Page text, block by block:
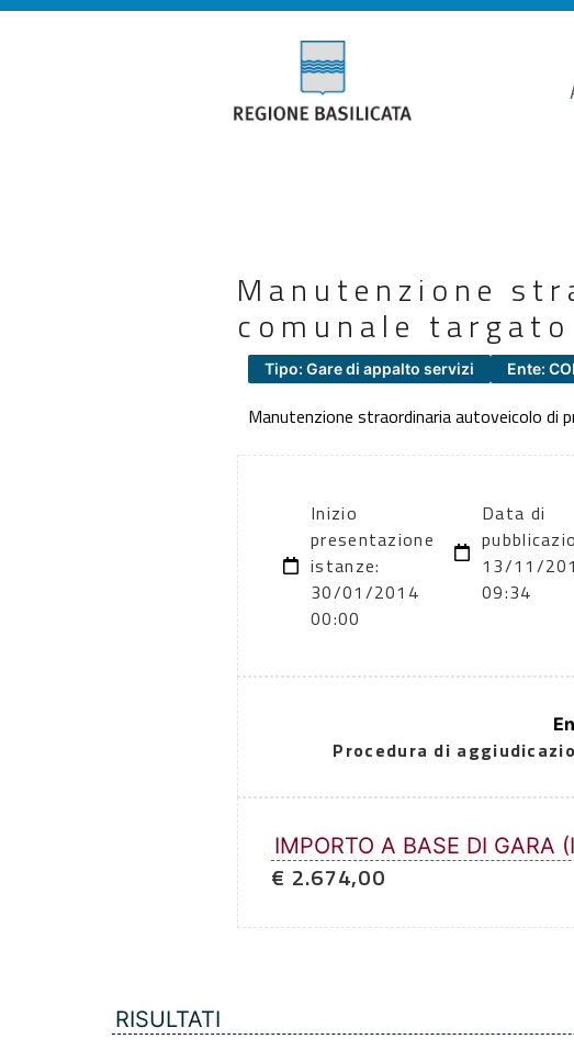
Manutenzione
comunale targato
Tipo: Gare di appalto servizi Ente:
Manutenzione straordinaria autoveicolo di
Inizio
presentazione
istanze:
30/01/2014
00:00
Data di
13/11/
09:34
Procedura di
IMPORTO A BASE DI GARA
€ 2.674,00
RISULTATI